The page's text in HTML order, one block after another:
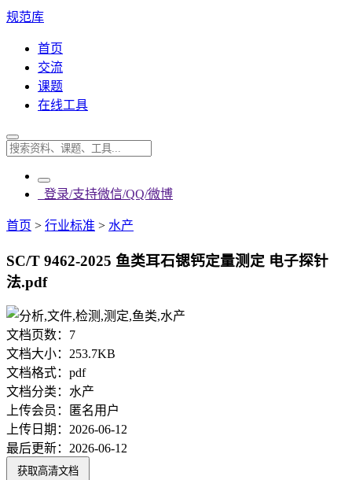
规范库
首页
交流
课题
在线工具
登录/支持微信/QQ/微博
首页 > 行业标准 > 水产
SC/T 9462-2025 鱼类耳石锶钙定量测定 电子探针
法.pdf
文档页数： 7
文档大小： 253.7KB
文档格式： pdf
文档分类： 水产
上传会员：
匿名用户
上传日期： 2026-06-12
最后更新： 2026-06-12
获取高清文档